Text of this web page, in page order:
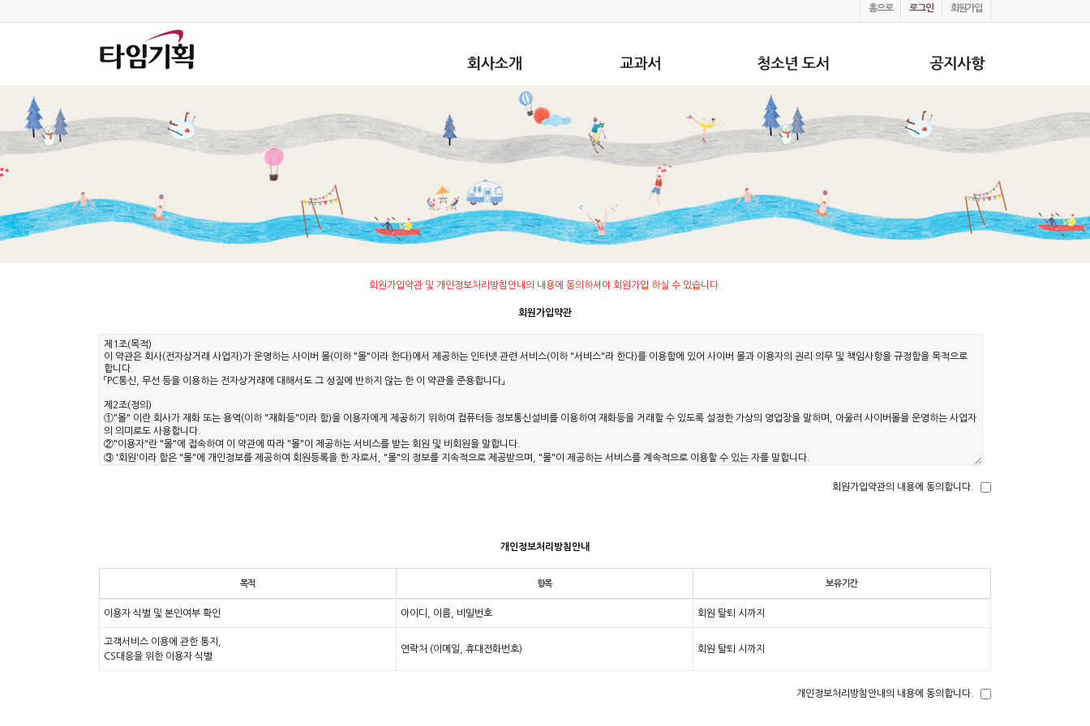
홈으로 로그인 회원가입
회원가입약관 및 개인정보처리방침안내의 내용에 동의하셔야 회원가입 하실 수 있습니다.
회원가입약관
회원가입약관의 내용에 동의합니다.
개인정보처리방침안내
목적 항목 보유기간
이용자 식별 및 본인여부 확인 아이디, 이름, 비밀번호 회원 탈퇴 시까지
고객서비스 이용에 관한 통지,
CS대응을 위한 이용자 식별
연락처 (이메일, 휴대전화번호) 회원 탈퇴 시까지
개인정보처리방침안내의 내용에 동의합니다.